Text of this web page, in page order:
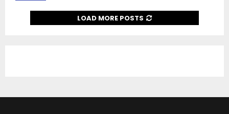
LOAD MORE POSTS